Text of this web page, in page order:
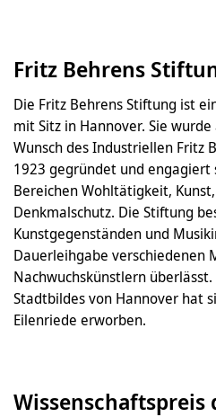
Fritz Behrens
Die Fritz Behrens Stiftung ist
mit Sitz in Hannover. Sie
Wunsch des Industriellen Fritz
1923 gegründet und engagiert
Bereichen Wohltätigkeit,
Denkmalschutz. Die Stiftung
Kunstgegenständen und
Dauerleihgabe verschiedenen
Nachwuchskünstlern
Stadtbildes von Hannover hat
Eilenriede erworben.
Wissenschaftspreis